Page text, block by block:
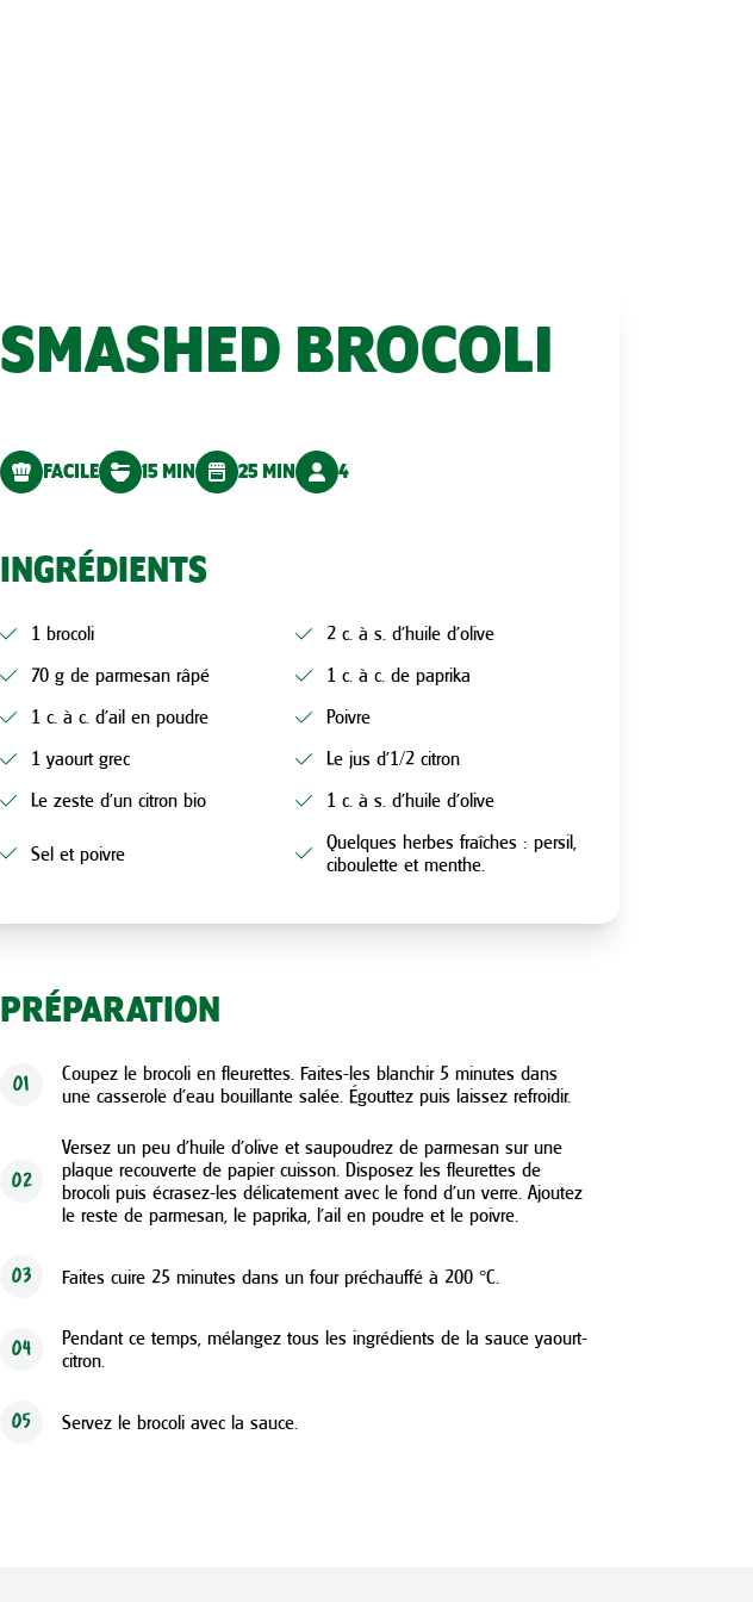
SMASHED BROCOLI
FACILE 15 MIN 25 MIN 4
INGRÉDIENTS
1 brocoli
2 c. à s. d’huile d’olive
70 g de parmesan râpé
1 c. à c. de paprika
1 c. à c. d’ail en poudre
Poivre
1 yaourt grec
Le jus d’1/2 citron
Le zeste d’un citron bio
1 c. à s. d’huile d’olive
Sel et poivre
Quelques herbes fraîches : persil,
ciboulette et menthe.
PRÉPARATION
01
Coupez le brocoli en fleurettes. Faites-les blanchir 5 minutes dans
une casserole d’eau bouillante salée. Égouttez puis laissez refroidir.
02
Versez un peu d’huile d’olive et saupoudrez de parmesan sur une
plaque recouverte de papier cuisson. Disposez les fleurettes de
brocoli puis écrasez-les délicatement avec le fond d’un verre. Ajoutez
le reste de parmesan, le paprika, l’ail en poudre et le poivre.
03 Faites cuire 25 minutes dans un four préchauffé à 200 °C.
04
Pendant ce temps, mélangez tous les ingrédients de la sauce yaourt-
citron.
05 Servez le brocoli avec la sauce.